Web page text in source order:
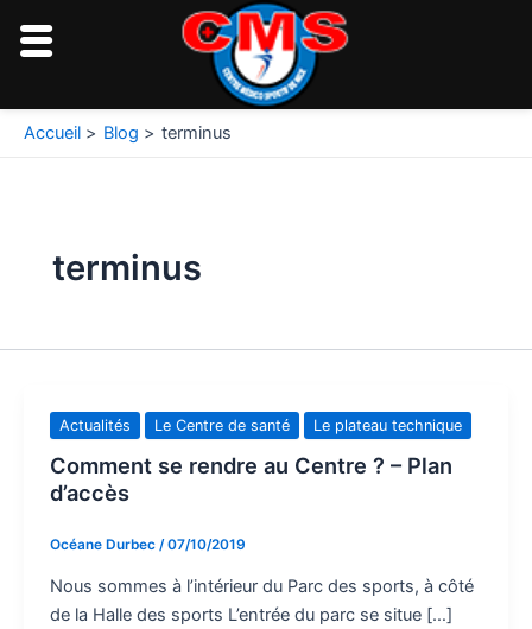
Accueil Blog terminus
terminus
Actualités Le Centre de santé Le plateau technique
Comment se rendre au Centre ? – Plan
d’accès
Océane Durbec /07/10/2019
Nous sommes à l’intérieur du Parc des sports, à côté
de la Halle des sports L’entrée du parc se situe […]